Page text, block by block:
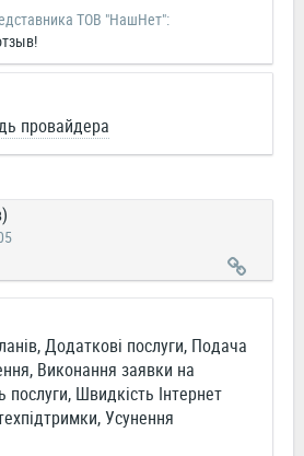
ТОВ "НашНет":
провайдера
Додаткові послуги, Подача
Виконання заявки на
послуги, Швидкість Інтернет
Усунення